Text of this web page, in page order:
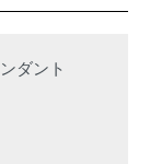
ダント